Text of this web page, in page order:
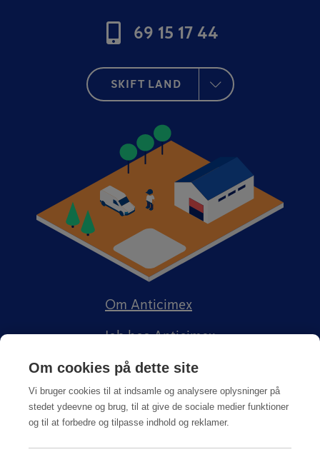
69 15 17 44
SKIFT LAND
Om Anticimex
Job hos Anticimex
Om cookies på dette site
Vi bruger cookies til at indsamle og analysere oplysninger på
stedet ydeevne og brug, til at give de sociale medier funktioner
og til at forbedre og tilpasse indhold og reklamer.